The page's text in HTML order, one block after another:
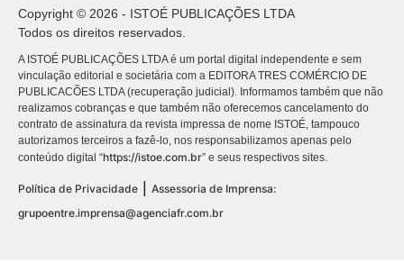
Copyright © 2026 - ISTOÉ PUBLICAÇÕES LTDA
Todos os direitos reservados.
A ISTOÉ PUBLICAÇÕES LTDA é um portal digital independente e sem
vinculação editorial e societária com a EDITORA TRES COMÉRCIO DE
PUBLICACÕES LTDA (recuperação judicial). Informamos também que não
realizamos cobranças e que também não oferecemos cancelamento do
contrato de assinatura da revista impressa de nome ISTOÉ, tampouco
autorizamos terceiros a fazê-lo, nos responsabilizamos apenas pelo
conteúdo digital “https://istoe.com.br” e seus respectivos sites.
Política de Privacidade
Assessoria de Imprensa:
grupoentre.imprensa@agenciafr.com.br